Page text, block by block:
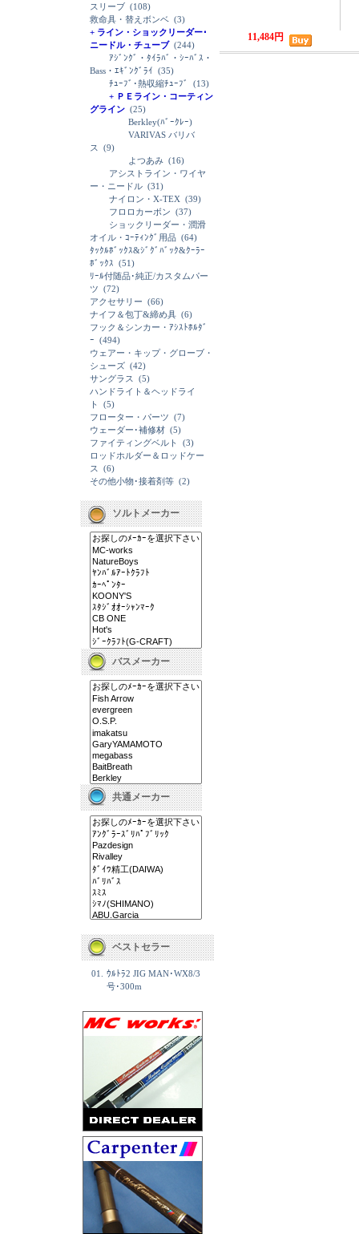
スリーブ (108)
救命具・替えボンベ (3)
+ ライン・ショックリーダー･
ニードル・チューブ(244)
ｱｼﾞﾝｸﾞ・ﾀｲﾗﾊﾞ・ｼｰﾊﾞｽ・
Bass・ｴｷﾞﾝｸﾞﾗｲ (35)
ﾁｭｰﾌﾞ･熱収縮ﾁｭｰﾌﾞ
(13)
+ ＰＥライン・コーティン
グライン (25)
Berkley(ﾊﾞｰｸﾚｰ)
VARIVAS バリバ
ス
(9)
よつあみ (16)
アシストライン・ワイヤ
ー・ニードル (31)
ナイロン・X-TEX (39)
フロロカーボン (37)
ショックリーダー・潤滑
オイル・ｺｰﾃｨﾝｸﾞ用品 (64)
ﾀｯｸﾙﾎﾞｯｸｽ&ｼﾞｸﾞﾊﾞｯｸ&ｸｰﾗｰ
ﾎﾞｯｸｽ (51)
ﾘｰﾙ付随品･純正/カスタムパー
ツ (72)
アクセサリー (66)
ナイフ＆包丁&締め具 (6)
フック＆シンカー・ｱｼｽﾄﾎﾙﾀﾞ
ｰ (494)
ウェアー・キップ・グローブ・
シューズ (42)
サングラス
(5)
ハンドライト＆ヘッドライ
ト
(5)
フローター・パーツ (7)
ウェーダー･補修材 (5)
ファイティングベルト
(3)
ロッドホルダー＆ロッドケー
ス
(6)
その他小物･接着剤等 (2)
ソルトメーカー
バスメーカー
共通メーカー
ベストセラー
01.
ｳﾙﾄﾗ2 JIG MAN･WX8/3
号･300m
11,484円